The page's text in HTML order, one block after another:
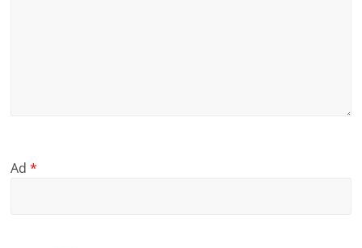
Ad*